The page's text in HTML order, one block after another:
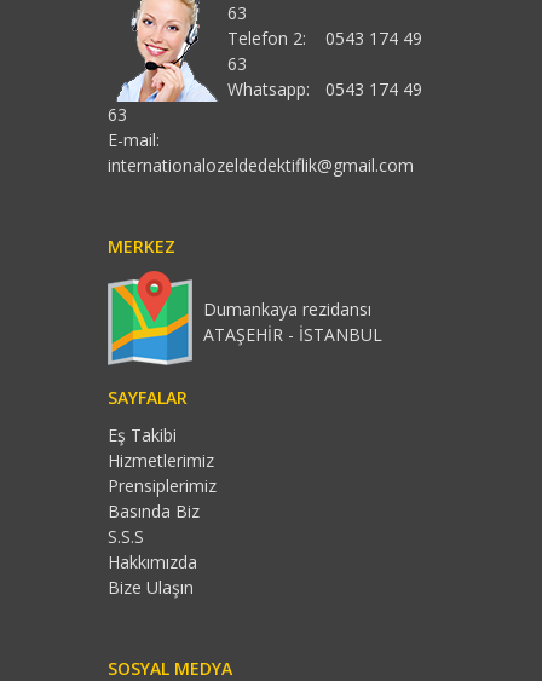
63
Telefon 2:
0543 174 49
63
Whatsapp:
0543 174 49
63
E-mail:
internationalozeldedektiflik@gmail.com
MERKEZ
Dumankaya rezidansı
ATAŞEHİR - İSTANBUL
SAYFALAR
Eş Takibi
Hizmetlerimiz
Prensiplerimiz
Basında Biz
S.S.S
Hakkımızda
Bize Ulaşın
SOSYAL MEDYA